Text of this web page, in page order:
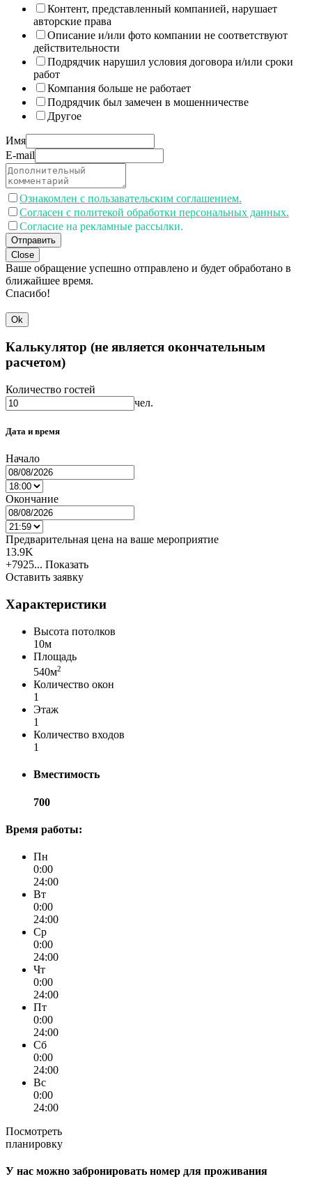
Контент, представленный компанией, нарушает
авторские права
Описание и/или фото компании не соответствуют
действительности
Подрядчик нарушил условия договора и/или сроки
работ
Компания больше не работает
Подрядчик был замечен в мошенничестве
Другое
Имя
E-mail
Ознакомлен с пользавательским соглашением.
Согласен с политекой обработки персональных данных.
Согласие на рекламные рассылки.
Отправить
Close
Ваше обращение успешно отправлено и будет обработано в
ближайшее время.
Спасибо!
Ok
Калькулятор (не является окончательным
расчетом)
Количество гостей
чел.
Дата и время
Начало
Окончание
Предварительная цена на ваше мероприятие
13.9K
+7925... Показать
Оставить заявку
Характеристики
Высота потолков
10м
Площадь
540м2
Количество окон
1
Этаж
1
Количество входов
1
Вместимость
700
Время работы:
Пн
0:00
24:00
Вт
0:00
24:00
Ср
0:00
24:00
Чт
0:00
24:00
Пт
0:00
24:00
Сб
0:00
24:00
Вс
0:00
24:00
Посмотреть
планировку
У нас можно забронировать номер для проживания